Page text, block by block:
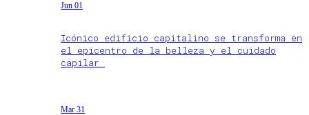
Jun 01
Icónico edificio capitalino se transforma en
el epicentro de la belleza y el cuidado
capilar
Mar 31